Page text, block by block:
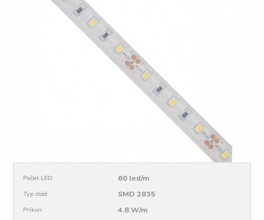
Počet LED: 60 led/m
Typ diód: SMD 2835
Príkon: 4,8 W/m